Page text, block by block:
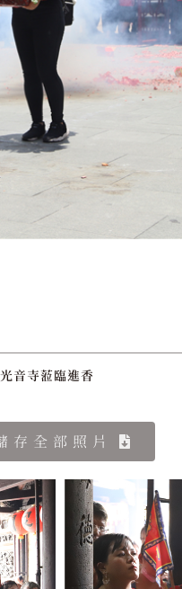
音寺蒞臨進香
存全部照片